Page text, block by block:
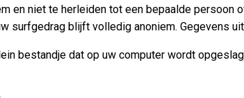
niet te herleiden tot een bepaalde persoon
surfgedrag blijft volledig anoniem. Gegevens
bestandje dat op uw computer wordt